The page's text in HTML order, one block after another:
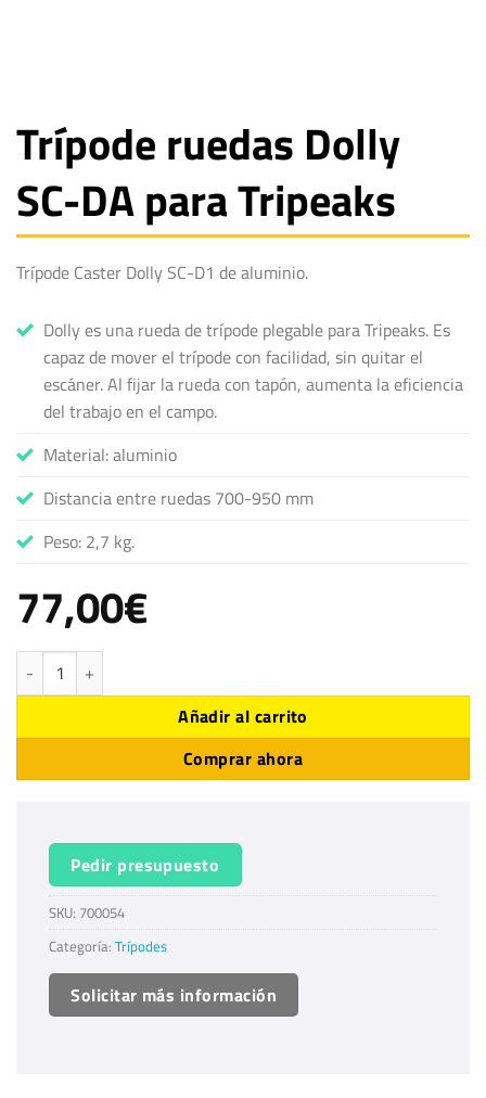
Trípode ruedas Dolly
SC-DA para Tripeaks
Trípode Caster Dolly SC-D1 de aluminio.
Dolly es una rueda de trípode plegable para Tripeaks. Es
capaz de mover el trípode con facilidad, sin quitar el
escáner. Al fijar la rueda con tapón, aumenta la eficiencia
del trabajo en el campo.
Material: aluminio
Distancia entre ruedas 700-950 mm
Peso: 2,7 kg.
77,00€
Trípode ruedas Dolly SC-DA para Tripeaks cantidad
Añadir al carrito
Comprar ahora
Pedir presupuesto
SKU: 700054
Categoría: Trípodes
Solicitar más información